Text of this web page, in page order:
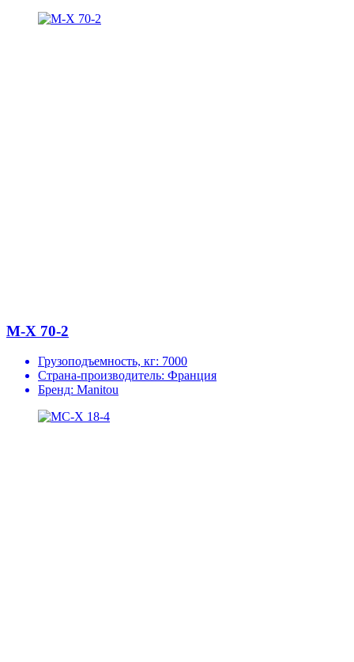
M-X 70-2
Грузоподъемность, кг: 7000
Страна-производитель: Франция
Бренд: Manitou